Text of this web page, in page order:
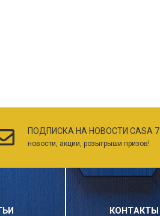
ПОДПИСКА НА НОВОСТИ CASA 7
новости, акции, розыгрыши призов!
КОНТАКТЫ